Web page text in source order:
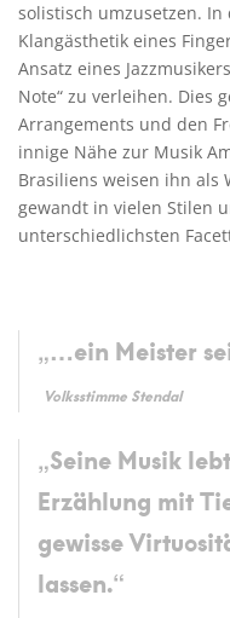
solistisch umzusetzen.
Klangästhetik eines
Ansatz eines
Note“ zu verleihen. Dies
Arrangements und den
innige Nähe zur Musik
Brasiliens weisen ihn als
gewandt in vielen Stilen
unterschiedlichsten
„…ein Meister
Volksstimme Stendal
„Seine Musik
Erzählung mit
gewisse
lassen.“